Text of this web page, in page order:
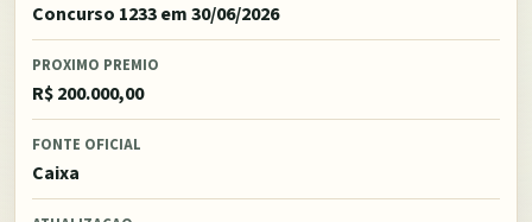
Concurso 1233em 30/06/2026
PROXIMO PREMIO
R$ 200.000,00
FONTE OFICIAL
Caixa